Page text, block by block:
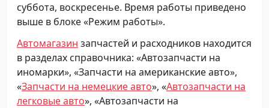
суббота, воскресенье. Время работы приведено
выше в блоке «Режим работы».
Автомагазин запчастей и расходников находится
в разделах справочника: «Автозапчасти на
иномарки», «Запчасти на американские авто»,
«Запчасти на немецкие авто», «Автозапчасти на
легковые авто», «Автозапчасти на